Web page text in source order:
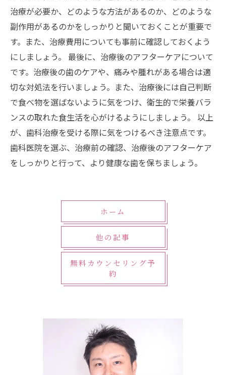
治療が必要か、どのような方法があるのか、どのような
副作用があるのかをしっかりと聞いておくことが重要で
す。また、治療費用についても事前に確認しておくよう
にしましょう。 最後に、治療後のアフターケアについて
です。治療後の歯のケアや、痛みや腫れがある場合は適
切な対処法を行いましょう。また、治療後には自己判断
で食べ物を選ばないように気をつけ、衛生的で栄養バラ
ンスの取れた食生活を心がけるようにしましょう。 以上
が、歯科治療を受ける際に気をつけるべき注意点です。
歯科医院を選ぶ、治療前の確認、治療後のアフターケア
をしっかりと行って、より健康な歯を保ちましょう。
ホーム
他の記事
無料カウンセリング予
約